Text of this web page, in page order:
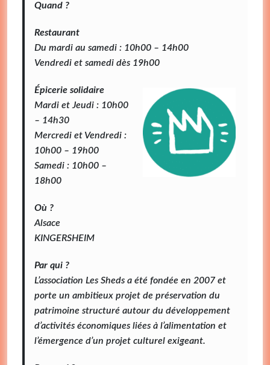
Quand ?
Restaurant
Du mardi au samedi : 10h00 – 14h00
Vendredi et samedi dès 19h00
Épicerie solidaire
Mardi et Jeudi : 10h00
– 14h30
Mercredi et Vendredi :
10h00 – 19h00
Samedi : 10h00 –
18h00
Où ?
Alsace
KINGERSHEIM
Par qui ?
L’association Les Sheds a été fondée en 2007 et
porte un ambitieux projet de préservation du
patrimoine structuré autour du développement
d’activités économiques liées à l’alimentation et
l’émergence d’un projet culturel exigeant.